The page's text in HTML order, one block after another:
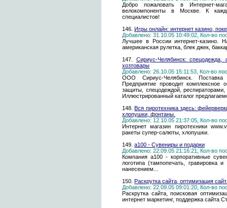
Добро пожаловать в Интернет-
велокомпоненты в Москве. К
специалистов!
146. Игры онлайн: интернет казино,
Добавлено: 31.10.05 10:49:02, Кол-во
Лучшее в России интернет-казино.
американская рулетка, блек джек,
147. Сириус-Челябинск: спецодежда,
хозтовары
Добавлено: 26.10.05 15:11:53, Кол-во
ООО Сириус-Челябинск.
Предприятие проводит комплексное
защиты, спецодеждой,
Иллюстрированный каталог
148.Вся пиротехника здесь:
хлопушки, фонтаны.
Добавлено: 12.10.05 21:37:05, Кол-во
Интернет магазин пиротехники
ракеты супер-салюты, хлопушки.
149. a100 - Сувениры и подарки
Добавлено: 22.09.05 21:16:21, Кол-во
Компания а100 - корпоративные
логотипа (тампопечать,
нанесением...
150. Раскрутка сайта, оптимизация
Добавлено: 22.09.05 09:01:20, Кол-во
Раскрутка сайта, поисковая
интернет маркетинг, поддержка сайта